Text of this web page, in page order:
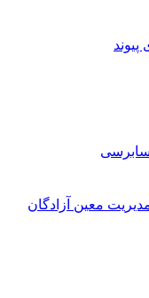
معین آزادگان